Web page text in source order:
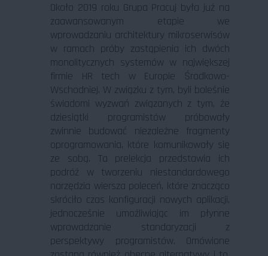
Około 2019 roku Grupa Pracuj była już na
zaawansowanym etapie we
wprowadzaniu architektury mikroserwisów
w ramach próby zastąpienia ich dwóch
monolitycznych systemów w największej
firmie HR tech w Europie Środkowo-
Wschodniej. W związku z tym, byli boleśnie
świadomi wyzwań związanych z tym, że
dziesiątki programistów próbowały
zwinnie budować niezależne fragmenty
oprogramowania, które komunikowały się
ze sobą. Ta prelekcja przedstawia ich
podróż w tworzeniu niestandardowego
narzędzia wiersza poleceń, które znacząco
skróciło czas konfiguracji nowych aplikacji,
jednocześnie umożliwiając im płynne
wprowadzanie standaryzacji z
perspektywy programistów. Omówione